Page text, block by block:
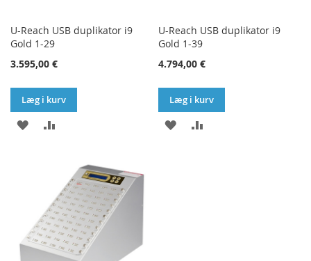
U-Reach USB duplikator i9
Gold 1-29
3.595,00 €
Læg i kurv
TILFØJ
LISTE
U-Reach USB duplikator i9
Gold 1-39
4.794,00 €
Læg i kurv
TILFØJ